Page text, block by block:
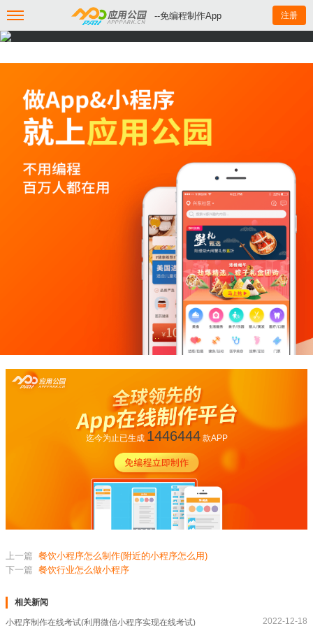
--免编程制作App 注册
迄今为止已生成 1446444款APP
上一篇 餐饮小程序怎么制作(附近的小程序怎么用)
下一篇 餐饮行业怎么做小程序
相关新闻
小程序制作在线考试(利用微信小程序实现在线考试) 2022-12-18